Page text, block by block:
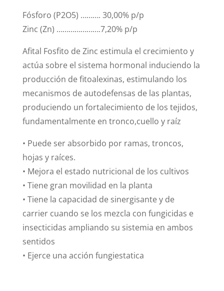
Fósforo (P2O5) ………. 30,00% p/p
Zinc (Zn) ………………….7,20% p/p
Afital Fosfito de Zinc estimula el crecimiento y
actúa sobre el sistema hormonal induciendo la
producción de fitoalexinas, estimulando los
mecanismos de autodefensas de las plantas,
produciendo un fortalecimiento de los tejidos,
fundamentalmente en tronco,cuello y raíz
• Puede ser absorbido por ramas, troncos,
hojas y raíces.
• Mejora el estado nutricional de los cultivos
• Tiene gran movilidad en la planta
• Tiene la capacidad de sinergisante y de
carrier cuando se los mezcla con fungicidas e
insecticidas ampliando su sistemia en ambos
sentidos
• Ejerce una acción fungiestatica